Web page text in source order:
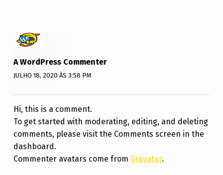
D
A WordPress Commenter
JULHO 18, 2020 ÀS 3:58 PM
Hi, this is a comment.
To get started with moderating, editing, and deleting
comments, please visit the Comments screen in the
dashboard.
Commenter avatars come from Gravatar.